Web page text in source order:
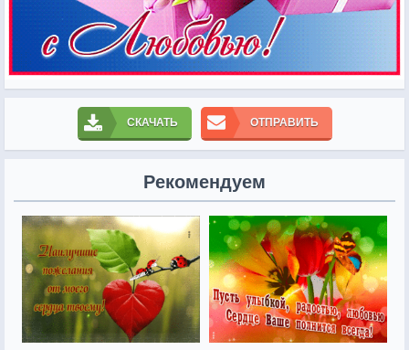
СКАЧАТЬ ОТПРАВИТЬ
Рекомендуем